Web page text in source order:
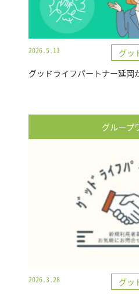
2026.5.11
グッ
グッドライフパートナー延岡
グループ
2026.3.28 グッ